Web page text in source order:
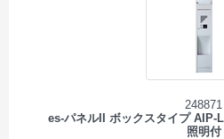
248871
es-パネルII ボックスタイプ AIP-
照明付